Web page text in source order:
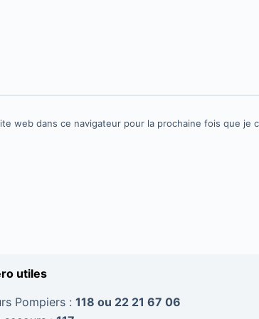
web dans ce navigateur pour la prochaine fois que je
utiles
Pompiers :118 ou 22 21 67 06